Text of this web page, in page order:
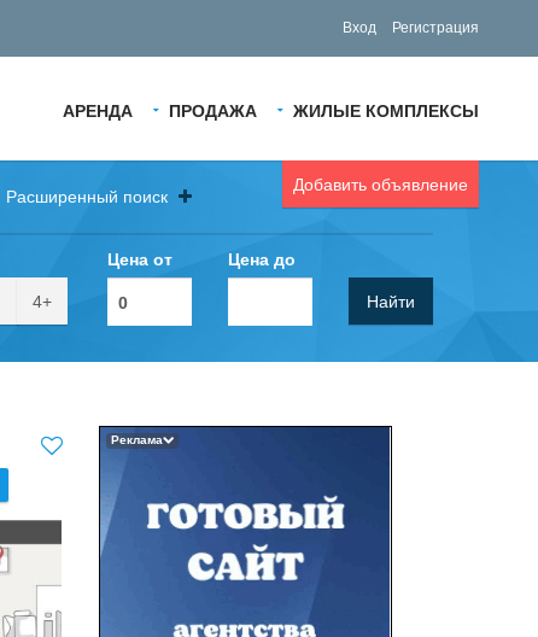
Вход Регистрация
АРЕНДА ПРОДАЖА ЖИЛЫЕ КОМПЛЕКСЫ
Добавить объявление
Расширенный поиск
4+
Цена от Цена до
Найти
Реклама